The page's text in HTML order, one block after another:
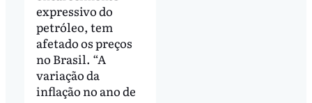
expressivo do
petróleo, tem
afetado os preços
no Brasil. “A
variação da
inflação no ano de